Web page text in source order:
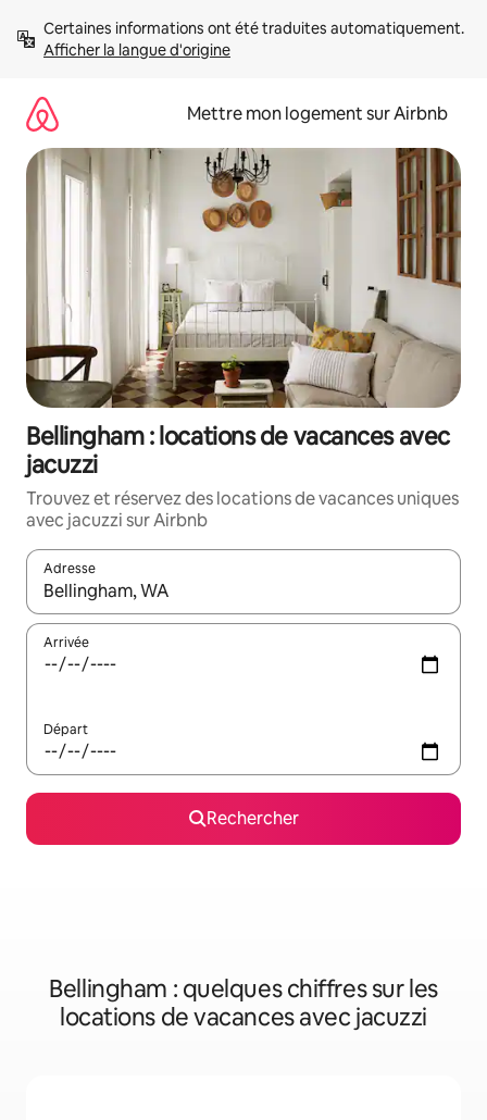
directement
Afficher la langue d'origine
Mettre mon logement sur Airbnb
Bellingham : locations de vacances avec
jacuzzi
Trouvez et réservez des locations de vacances uniques
avec jacuzzi sur Airbnb
Adresse
Lorsque les résultats s'affichent, utilisez les flèches vers le
Arrivée
Départ
Rechercher
Bellingham : quelques chiffres sur les
locations de vacances avec jacuzzi